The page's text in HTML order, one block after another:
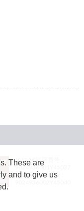
JASRAC許諾番号：
9024936001Y45037
JASRAC許諾番号：
These are
and to give us